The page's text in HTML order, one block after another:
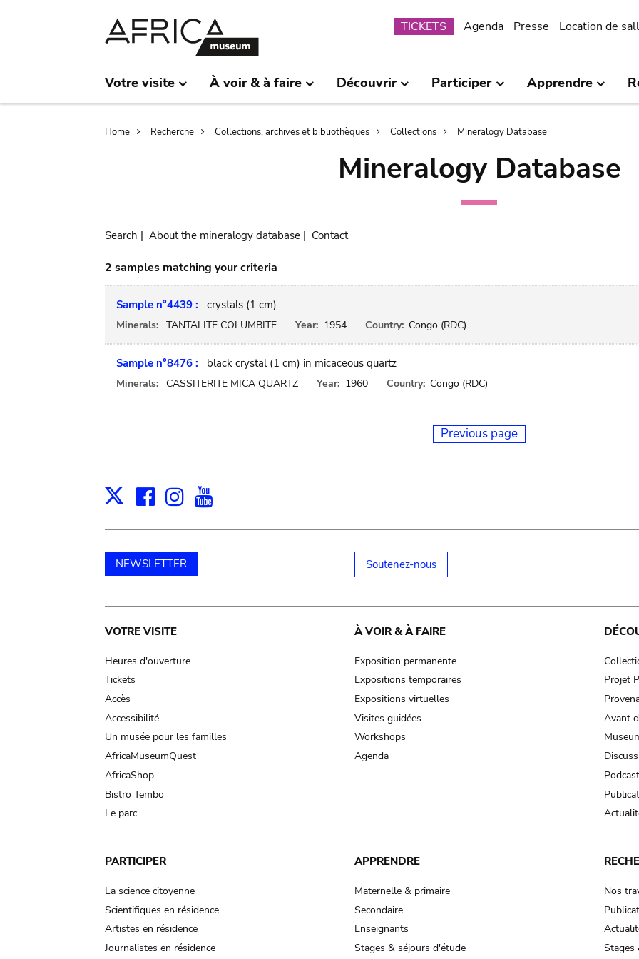
Submenu
TICKETS Agenda Presse Location de
Votre visite À voir & à faire Découvrir Participer Apprendre
Breadcrumb
Home Recherche Collections, archives et bibliothèques Collections Mineralogy Database
Mineralogy Database
Search | About the mineralogy database | Contact
2 samples matching your criteria
Sample n°4439 : crystals (1 cm)
Minerals: TANTALITE COLUMBITE Year: 1954 Country: Congo (RDC)
Sample n°8476 : black crystal (1 cm) in micaceous quartz
Minerals: CASSITERITE MICA QUARTZ Year: 1960 Country: Congo (RDC)
Previous page
X Facebook
Instagram
NEWSLETTER Soutenez-nous
Main
navigation
VOTRE VISITE
Heures d'ouverture
Tickets
Accès
Accessibilité
Un musée pour les familles
AfricaMuseumQuest
AfricaShop
Bistro Tembo
Le parc
À VOIR & À FAIRE
Exposition permanente
Expositions temporaires
Expositions virtuelles
Visites guidées
Workshops
Agenda
Projet
Avant
PARTICIPER
La science citoyenne
Scientifiques en résidence
Artistes en résidence
Journalistes en résidence
APPRENDRE
Maternelle & primaire
Secondaire
Enseignants
Stages & séjours d'étude
Nos
Stages